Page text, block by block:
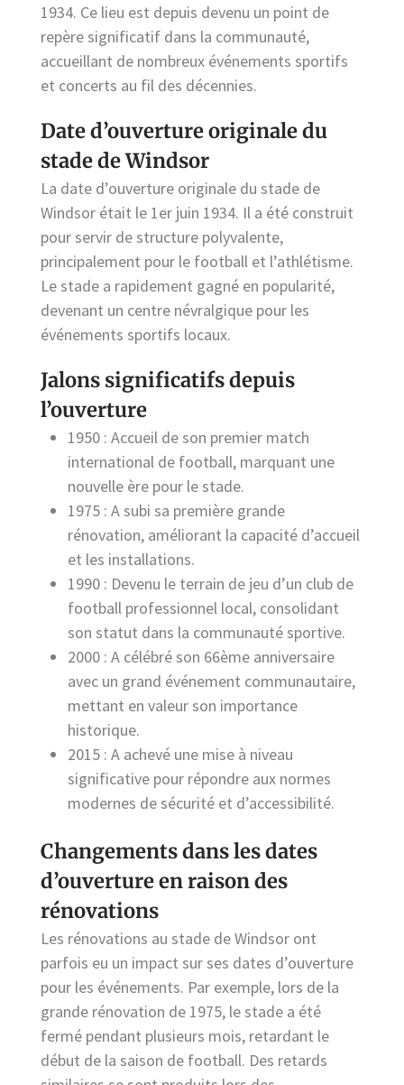
1934. Ce lieu est depuis devenu un point de
repère significatif dans la communauté,
accueillant de nombreux événements sportifs
et concerts au fil des décennies.
Date d’ouverture originale du
stade de Windsor
La date d’ouverture originale du stade de
Windsor était le 1er juin 1934. Il a été construit
pour servir de structure polyvalente,
principalement pour le football et l’athlétisme.
Le stade a rapidement gagné en popularité,
devenant un centre névralgique pour les
événements sportifs locaux.
Jalons significatifs depuis
l’ouverture
1950 : Accueil de son premier match
international de football, marquant une
nouvelle ère pour le stade.
1975 : A subi sa première grande
rénovation, améliorant la capacité d’accueil
et les installations.
1990 : Devenu le terrain de jeu d’un club de
football professionnel local, consolidant
son statut dans la communauté sportive.
2000 : A célébré son 66ème anniversaire
avec un grand événement communautaire,
mettant en valeur son importance
historique.
2015 : A achevé une mise à niveau
significative pour répondre aux normes
modernes de sécurité et d’accessibilité.
Changements dans les dates
d’ouverture en raison des
rénovations
Les rénovations au stade de Windsor ont
parfois eu un impact sur ses dates d’ouverture
pour les événements. Par exemple, lors de la
grande rénovation de 1975, le stade a été
fermé pendant plusieurs mois, retardant le
début de la saison de football. Des retards